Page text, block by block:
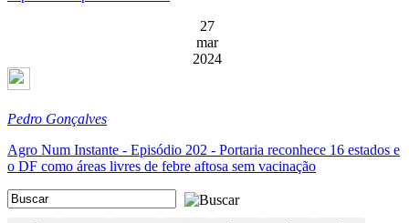
27
mar
2024
Pedro Gonçalves
Agro Num Instante - Episódio 202 - Portaria reconhece 16 estados e
o DF como áreas livres de febre aftosa sem vacinação